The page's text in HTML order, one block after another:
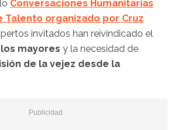
Conversaciones Humanitarias
Talento organizado por Cruz
invitados han reivindicado el
mayores y la necesidad de
de la vejez desde la